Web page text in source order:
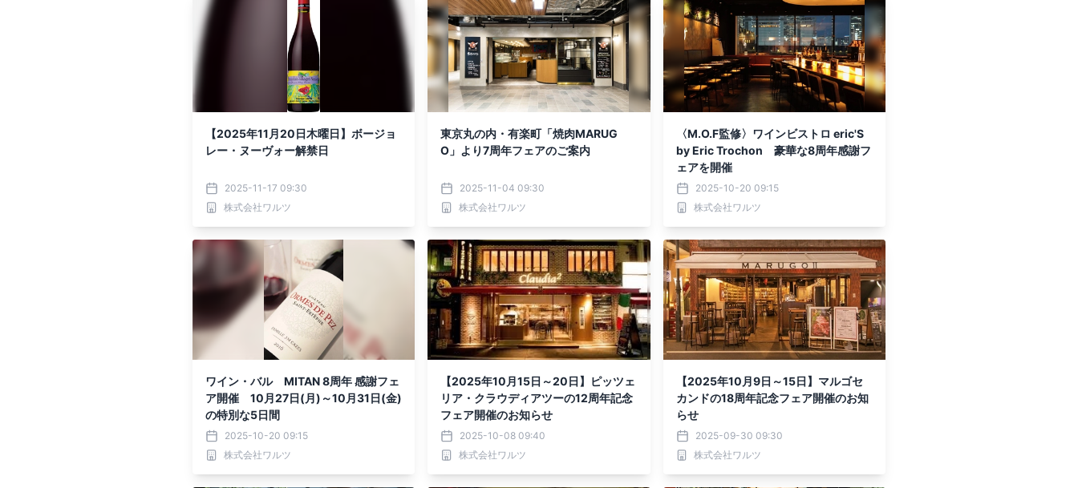
【2025年11月20日木曜日】ボージョ
レー・ヌーヴォー解禁日
2025-11-17 09:30
株式会社ワルツ
東京丸の内・有楽町「焼肉MARUG
O」より7周年フェアのご案内
2025-11-04 09:30
株式会社ワルツ
〈M.O.F監修〉ワインビストロ eric'S
by Eric Trochon 豪華な8周年感謝フ
ェアを開催
2025-10-20 09:15
株式会社ワルツ
ワイン・バル MITAN 8周年 感謝フェ
ア開催 10月27日(月)～10月31日(金)
の特別な5日間
2025-10-20 09:15
株式会社ワルツ
【2025年10月15日～20日】ピッツェ
リア・クラウディアツーの12周年記念
フェア開催のお知らせ
2025-10-08 09:40
株式会社ワルツ
【2025年10月9日～15日】マルゴセ
カンドの18周年記念フェア開催のお知
らせ
2025-09-30 09:30
株式会社ワルツ